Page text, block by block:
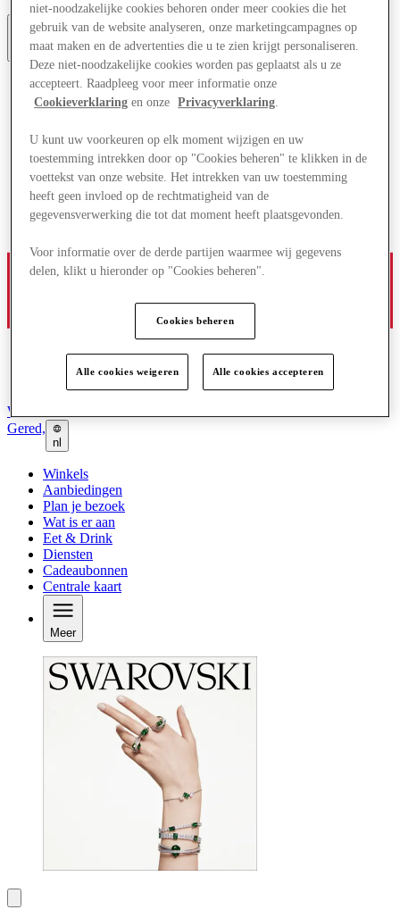
Meer
Word lid van de Club
Gered,
nl
Winkels
Aanbiedingen
Plan je bezoek
Wat is er aan
Eet & Drink
Diensten
Cadeaubonnen
Centrale kaart
Meer
niet-noodzakelijke cookies behoren onder meer cookies die het
gebruik van de website analyseren, onze marketingcampagnes op
maat maken en de advertenties die u te zien krijgt personaliseren.
Deze niet-noodzakelijke cookies worden pas geplaatst als u ze
accepteert. Raadpleeg voor meer informatie onze
Cookieverklaring en onze Privacyverklaring
U kunt uw voorkeuren op elk moment wijzigen en uw
toestemming intrekken door op "Cookies beheren" te klikken in de
voettekst van onze website. Het intrekken van uw toestemming
heeft geen invloed op de rechtmatigheid van de
gegevensverwerking die tot dat moment heeft plaatsgevonden.
Voor informatie over de derde partijen waarmee wij gegevens
delen, klikt u hieronder op "Cookies beheren".
Cookies beheren
Alle cookies weigeren Alle cookies accepteren